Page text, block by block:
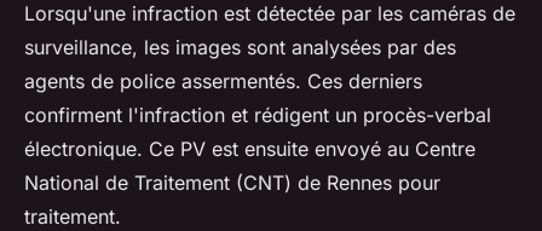
Lorsqu'une infraction est détectée par les caméras de
surveillance, les images sont analysées par des
agents de police assermentés. Ces derniers
confirment l'infraction et rédigent un procès-verbal
électronique. Ce PV est ensuite envoyé au Centre
National de Traitement (CNT) de Rennes pour
traitement.